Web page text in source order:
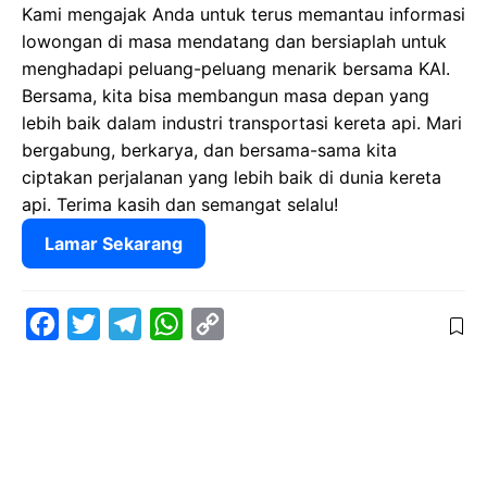
Kami mengajak Anda untuk terus memantau informasi
lowongan di masa mendatang dan bersiaplah untuk
menghadapi peluang-peluang menarik bersama KAI.
Bersama, kita bisa membangun masa depan yang
lebih baik dalam industri transportasi kereta api. Mari
bergabung, berkarya, dan bersama-sama kita
ciptakan perjalanan yang lebih baik di dunia kereta
api. Terima kasih dan semangat selalu!
Lamar Sekarang
W